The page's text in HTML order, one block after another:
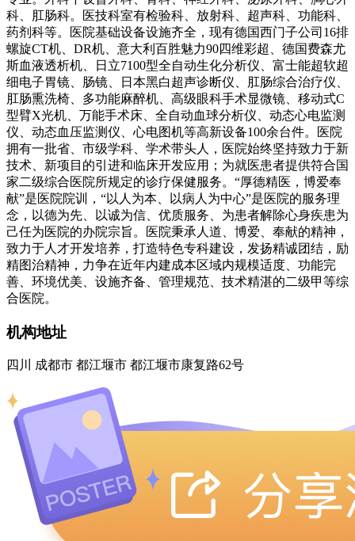
科、肛肠科。医技科室有检验科、放射科、超声科、功能科、
药剂科等。医院基础设备设施齐全，现有德国西门子公司16排
螺旋CT机、DR机、意大利百胜魅力90四维彩超、德国费森尤
斯血液透析机、日立7100型全自动生化分析仪、富士能超软超
细电子胃镜、肠镜、日本黑白超声诊断仪、肛肠综合治疗仪、
肛肠熏洗椅、多功能麻醉机、高级眼科手术显微镜、移动式C
型臂X光机、万能手术床、全自动血球分析仪、动态心电监测
仪、动态血压监测仪、心电图机等高新设备100余台件。医院
拥有一批省、市级学科、学术带头人，医院始终坚持致力于新
技术、新项目的引进和临床开发应用；为就医患者提供符合国
家二级综合医院所规定的诊疗保健服务。“厚德精医，博爱奉
献”是医院院训，“以人为本、以病人为中心”是医院的服务理
念，以德为先、以诚为信、优质服务、为患者解除心身疾患为
己任为医院的办院宗旨。医院秉承人道、博爱、奉献的精神，
致力于人才开发培养，打造特色专科建设，发扬精诚团结，励
精图治精神，力争在近年内建成本区域内规模适度、功能完
善、环境优美、设施齐备、管理规范、技术精湛的二级甲等综
合医院。
机构地址
四川 成都市 都江堰市 都江堰市康复路62号